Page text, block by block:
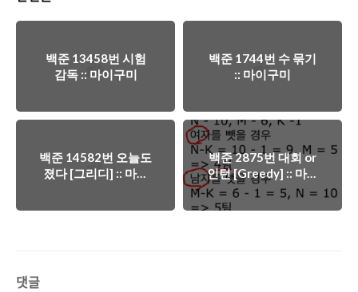
백준 13458번 시험
감독 :: 마이구미
백준 1744번 수 묶기
:: 마이구미
백준 14582번 오늘도
졌다 [그리디] :: 마이
백준 2875번 대회 or
인턴 [Greedy] :: 마이
구미
댓글